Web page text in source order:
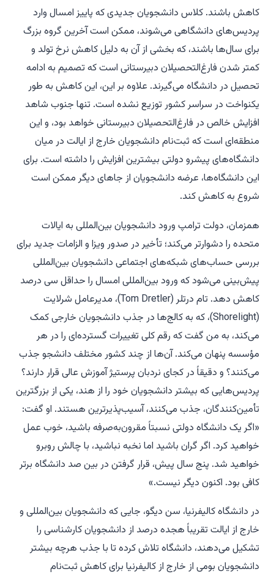
کاهش باشند. کلاس دانشجویان جدیدی که پاییز امسال وارد
پردیس‌های دانشگاهی می‌شوند، ممکن است آخرین گروه بزرگ
برای سال‌ها باشند، که بخشی از آن به دلیل کاهش نرخ تولد و
کمتر شدن فارغ‌التحصیلان دبیرستانی است که تصمیم به ادامه
تحصیل در دانشگاه می‌گیرند. علاوه بر این، این کاهش به طور
یکنواخت در سراسر کشور توزیع نشده است. تنها جنوب شاهد
افزایش خالص در فارغ‌التحصیلان دبیرستانی خواهد بود، و این
منطقه‌ای است که ثبت‌نام دانشجویان خارج از ایالت در میان
دانشگاه‌های پیشرو دولتی بیشترین افزایش را داشته است. برای
این دانشگاه‌ها، عرضه دانشجویان از جاهای دیگر ممکن است
شروع به کاهش کند.
همزمان، دولت ترامپ ورود دانشجویان بین‌المللی به ایالات
متحده را دشوارتر می‌کند؛ تأخیر در صدور ویزا و الزامات جدید برای
بررسی حساب‌های شبکه‌های اجتماعی دانشجویان بین‌المللی
پیش‌بینی می‌شود که ورود بین‌المللی امسال را حداقل سی درصد
کاهش دهد. تام درتلر (Tom Dretler)، مدیرعامل شرلایت
(Shorelight)، که به کالج‌ها در جذب دانشجویان خارجی کمک
می‌کند، به من گفت که رقم کلی تغییرات گسترده‌ای را در هر
مؤسسه پنهان می‌کند. آن‌ها از چند کشور مختلف دانشجو جذب
می‌کنند؟ و دقیقاً در کجای نردبان پرستیژ آموزش عالی قرار دارند؟
پردیس‌هایی که بیشتر دانشجویان خود را از هند، یکی از بزرگترین
تأمین‌کنندگان، جذب می‌کنند، آسیب‌پذیرترین هستند. او گفت:
«اگر یک دانشگاه دولتی نسبتاً مقرون‌به‌صرفه باشید، خوب عمل
خواهید کرد. اگر گران باشید اما نخبه نباشید، با چالش روبرو
خواهید شد. پنج سال پیش، قرار گرفتن در بین صد دانشگاه برتر
کافی بود. اکنون دیگر نیست.»
در دانشگاه کالیفرنیا، سن دیگو، جایی که دانشجویان بین‌المللی و
خارج از ایالت تقریباً هجده درصد از دانشجویان کارشناسی را
تشکیل می‌دهند، دانشگاه تلاش کرده تا با جذب هرچه بیشتر
دانشجویان بومی از خارج از کالیفرنیا برای کاهش ثبت‌نام